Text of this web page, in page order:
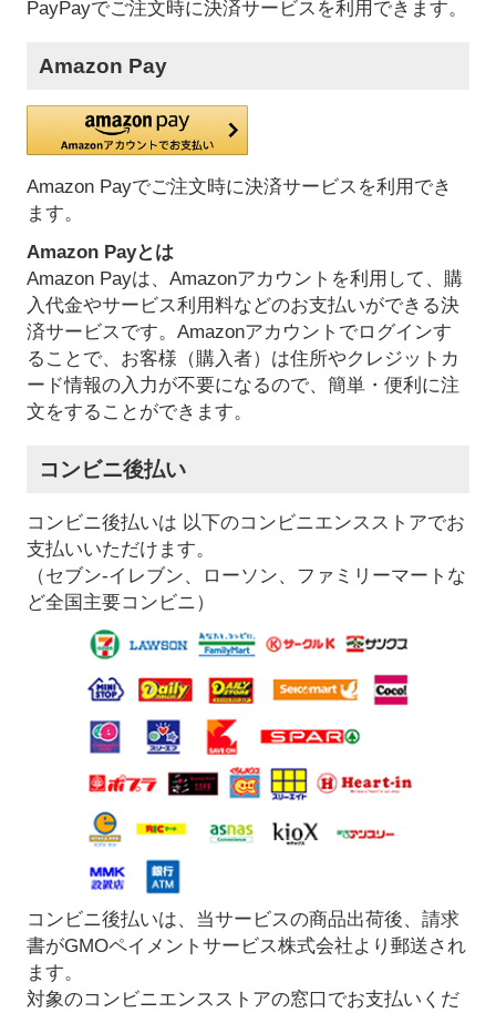
PayPayでご注文時に決済サービスを利用できます。
Amazon Pay
Amazon Payでご注文時に決済サービスを利用でき
ます。
Amazon Payとは
Amazon Payは、Amazonアカウントを利用して、購
入代金やサービス利用料などのお支払いができる決
済サービスです。Amazonアカウントでログインす
ることで、お客様（購入者）は住所やクレジットカ
ード情報の入力が不要になるので、簡単・便利に注
文をすることができます。
コンビニ後払い
コンビニ後払いは 以下のコンビニエンスストアでお
支払いいただけます。
（セブン-イレブン、ローソン、ファミリーマートな
ど全国主要コンビニ）
コンビニ後払いは、当サービスの商品出荷後、請求
書がGMOペイメントサービス株式会社より郵送され
ます。
対象のコンビニエンスストアの窓口でお支払いくだ